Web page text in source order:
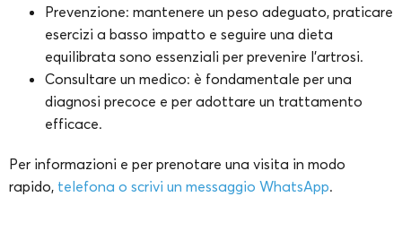
Prevenzione: mantenere un peso adeguato, praticare
esercizi a basso impatto e seguire una dieta
equilibrata sono essenziali per prevenire l’artrosi.
Consultare un medico: è fondamentale per una
diagnosi precoce e per adottare un trattamento
efficace.
Per informazioni e per prenotare una visita in modo
rapido, telefona o scrivi un messaggio WhatsApp.